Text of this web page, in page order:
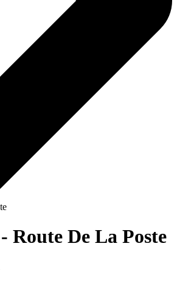
Route De La Poste